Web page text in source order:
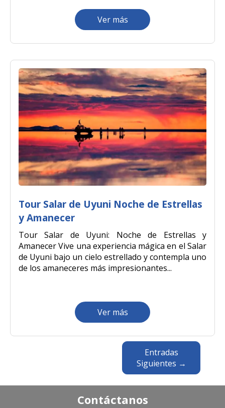
Ver más
Tour Salar de Uyuni Noche de Estrellas
y Amanecer
Tour Salar de Uyuni: Noche de Estrellas y
Amanecer Vive una experiencia mágica en el Salar
de Uyuni bajo un cielo estrellado y contempla uno
de los amaneceres más impresionantes...
Ver más
Entradas
Siguientes →
Contáctanos